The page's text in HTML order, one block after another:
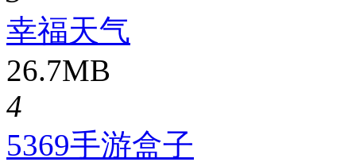
幸福天气
26.7MB
4
5369手游盒子